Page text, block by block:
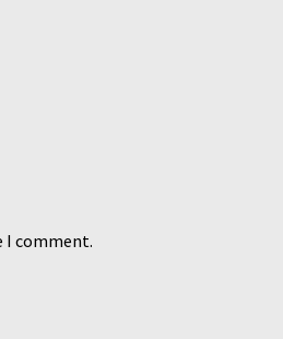
I comment.